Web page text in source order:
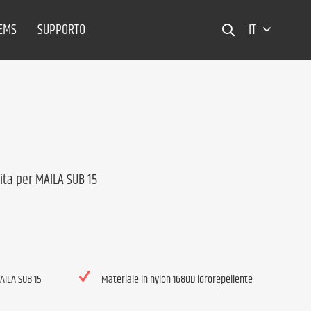
SUPPORTO IT
MAILA SUB 15
SUB 15 Materiale in nylon 1680D idrorepellente